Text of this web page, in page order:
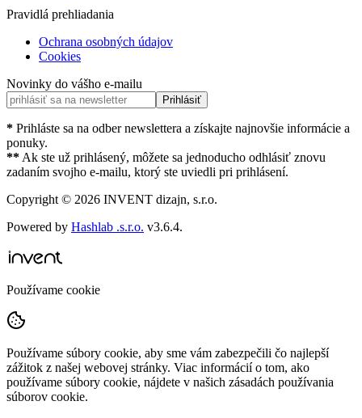
Pravidlá prehliadania
Ochrana osobných údajov
Cookies
Novinky do vášho e-mailu
Prihlásiť
* Prihláste sa na odber newslettera a získajte najnovšie informácie a
ponuky.
** Ak ste už prihlásený, môžete sa jednoducho odhlásiť znovu
zadaním svojho e-mailu, ktorý ste uviedli pri prihlásení.
Copyright © 2026 INVENT dizajn, s.r.o.
Powered by Hashlab .s.r.o. v3.6.4.
Používame cookie
Používame súbory cookie, aby sme vám zabezpečili čo najlepší
zážitok z našej webovej stránky. Viac informácií o tom, ako
používame súbory cookie, nájdete v našich zásadách používania
súborov cookie.